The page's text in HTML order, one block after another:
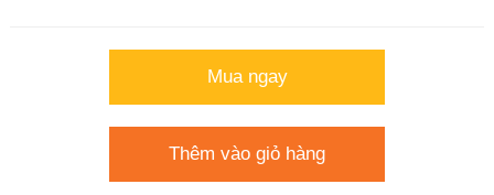
Mua ngay
Thêm vào giỏ hàng